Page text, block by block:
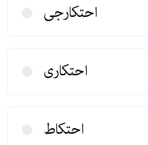
احتكارجی
احتكاری
احتكاط